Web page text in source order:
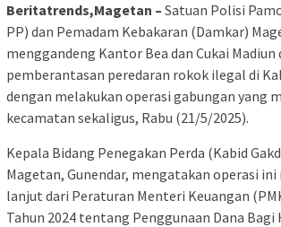
Beritatrends,Magetan – Satuan Polisi
PP) dan Pemadam Kebakaran (Damkar)
menggandeng Kantor Bea dan Cukai Madiun
pemberantasan peredaran rokok ilegal di
dengan melakukan operasi gabungan yang
kecamatan sekaligus, Rabu (21/5/2025).
Kepala Bidang Penegakan Perda (Kabid
Magetan, Gunendar, mengatakan operasi
lanjut dari Peraturan Menteri Keuangan
Tahun 2024 tentang Penggunaan Dana Bagi